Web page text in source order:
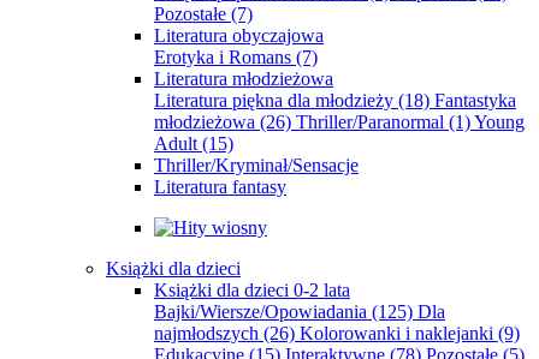
Pozostałe (7)
Literatura obyczajowa
Erotyka i Romans (7)
Literatura młodzieżowa
Literatura piękna dla młodzieży (18) Fantastyka
młodzieżowa (26) Thriller/Paranormal (1)Young
Adult (15)
Thriller/Kryminał/Sensacje
Literatura fantasy
Książki dla dzieci
Książki dla dzieci 0-2 lata
Bajki/Wiersze/Opowiadania (125) Dla
najmłodszych (26) Kolorowanki i naklejanki (9)
Edukacyjne (15) Interaktywne (78) Pozostałe (5)